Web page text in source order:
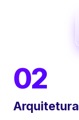
02
Arquitetura